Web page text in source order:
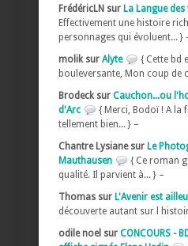
FrédéricLN sur La Langue des
Effectivement une histoire
personnages qui évoluent... }
molik sur Alyte
{ Cette bd
bouleversante, Mon coup de
Brodeck sur Cauchon...ou
d'Arc
{ Merci, Bodoï ! A la
tellement bien... } –
Chantre Lysiane sur Le
Mauthausen
{ Ce roman
qualité. Il parvient à... } –
Thomas sur L'Avenir est
découverte autant sur l
odile noel sur CONCOURS -